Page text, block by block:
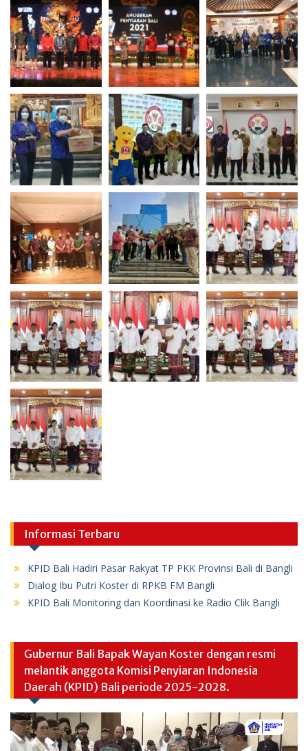
Informasi Terbaru
KPID Bali Hadiri Pasar Rakyat TP PKK Provinsi Bali di Bangli
Dialog Ibu Putri Koster di RPKB FM Bangli
KPID Bali Monitoring dan Koordinasi ke Radio Clik Bangli
Gubernur Bali Bapak Wayan Koster dengan resmi
melantik anggota Komisi Penyiaran Indonesia
Daerah (KPID) Bali periode 2025-2028.